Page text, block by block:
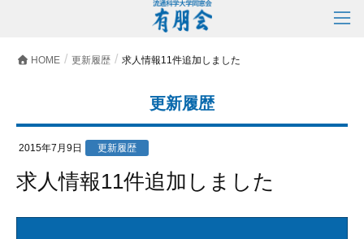
HOME 更新履歴 求人情報11件追加しました
更新履歴
2015年7月9日 更新履歴
求人情報11件追加しました